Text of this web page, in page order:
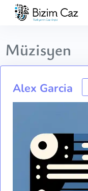
Müzisyen
Alex Garcia